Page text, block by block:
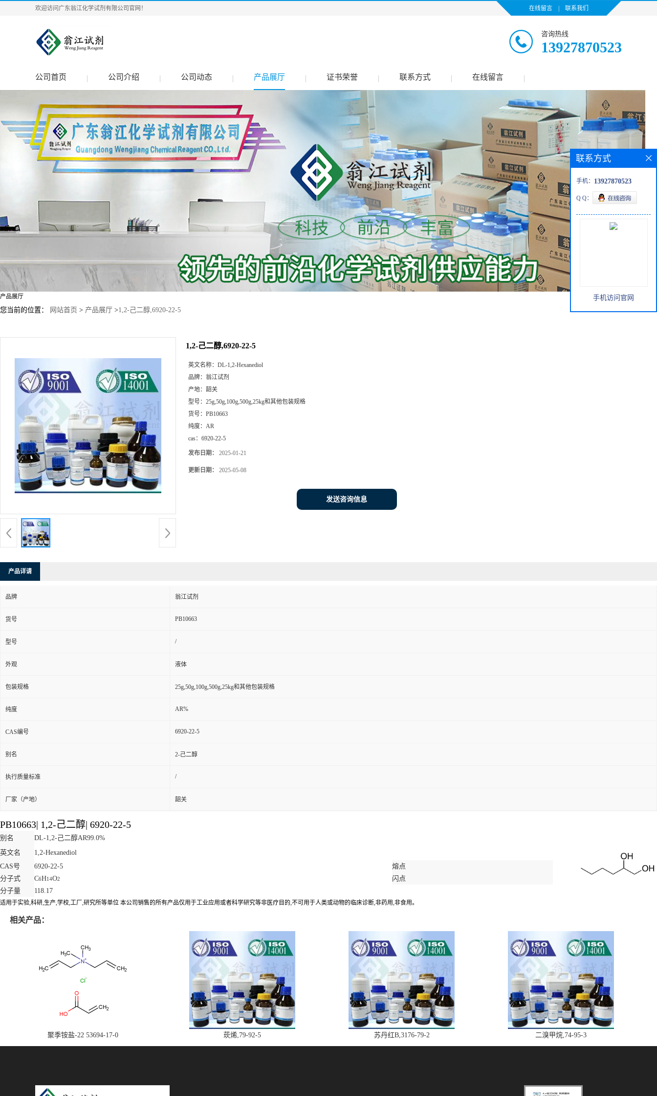
欢迎访问广东翁江化学试剂有限公司官网！ 在线留言 联系我们
咨询热线
13927870523
公司首页 公司介绍 公司动态 产品展厅 证书荣誉 联系方式 在线留言
产品展厅
您当前的位置： 网站首页 > 产品展厅 >1,2-己二醇,6920-22-5
1,2-己二醇,6920-22-5
英文名称： DL-1,2-Hexanediol
品牌： 翁江试剂
产地： 韶关
型号： 25g,50g,100g,500g,25kg和其他包装规格
货号： PB10663
纯度： AR
cas： 6920-22-5
发布日期： 2025-01-21
更新日期： 2025-05-08
发送咨询信息
产品详请
品牌 翁江试剂
货号 PB10663
型号 /
外观 液体
包装规格 25g,50g,100g,500g,25kg和其他包装规格
纯度 AR%
CAS编号 6920-22-5
别名 2-己二醇
执行质量标准 /
厂家（产地） 韶关
PB10663| 1,2-己二醇| 6920-22-5
别名
DL-1,2-己二醇AR99.0%
英文名
1,2-Hexanediol
CAS号
6920-22-5
熔点
分子式
C6H14O2
闪点
分子量
118.17
适用于实验,科研,生产,学校,工厂,研究所等单位 本公司销售的所有产品仅用于工业应用或者科学研究等非医疗目的,不可用于人类或动物的临床诊断,非药用,非食用。
相关产品：
聚季铵盐-22 53694-17-0 莰烯,79-92-5 苏丹红B,3176-79-2 二溴甲烷,74-95-3
联系方式
手机： 13927870523
Q Q：
手机访问官网